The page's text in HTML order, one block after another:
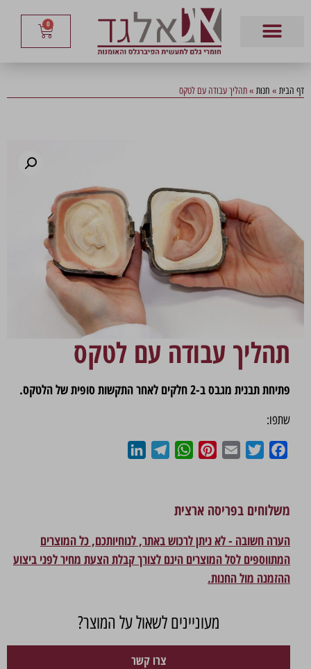
0
דף הבית » חנות »תהליך עבודה עם לטקס
תהליך עבודה עם לטקס
פתיחת תבנית מגבס ב-2 חלקים לאחר התקשות סופית של הלטקס.
שתפו:
Facebook
Twitter
Email
Pinterest
WhatsApp
Telegram
משלוחים בפריסה ארצית
הערה חשובה - לא ניתן לרכוש באתר, לנוחיותכם, כל המוצרים
המתווספים לסל המוצרים הינם לצורך קבלת הצעת מחיר לפני ביצוע
ההזמנה מול החנות.
מעוניינים לשאול על המוצר?
צרו קשר